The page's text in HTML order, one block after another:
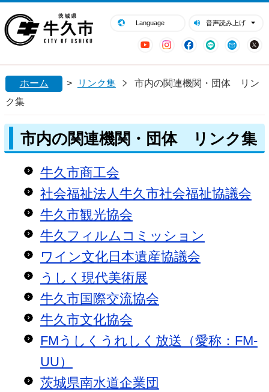
Language 音声読み上げ
YouTubeInstagram
Facebook
LINE Mail
閉じる
ホーム > リンク集
市内の関連機関・団体 リン
ク集
市内の関連機関・団体 リンク集
牛久市商工会
社会福祉法人牛久市社会福祉協議会
牛久市観光協会
牛久フィルムコミッション
ワイン文化日本遺産協議会
うしく現代美術展
牛久市国際交流協会
牛久市文化協会
FMうしくうれしく放送（愛称：FM-
UU）
茨城県南水道企業団